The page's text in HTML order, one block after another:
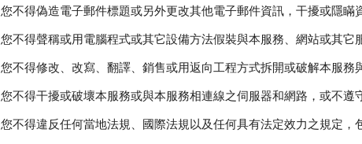
您不得偽造電子郵件標題或另外更改其他電子郵件資訊，干擾或隱瞞
您不得聲稱或用電腦程式或其它設備方法假裝與本服務、網站或其它
您不得修改、改寫、翻譯、銷售或用返向工程方式拆開或破解本服務
您不得干擾或破壞本服務或與本服務相連線之伺服器和網路，或不遵
您不得違反任何當地法規、國際法規以及任何具有法定效力之規定